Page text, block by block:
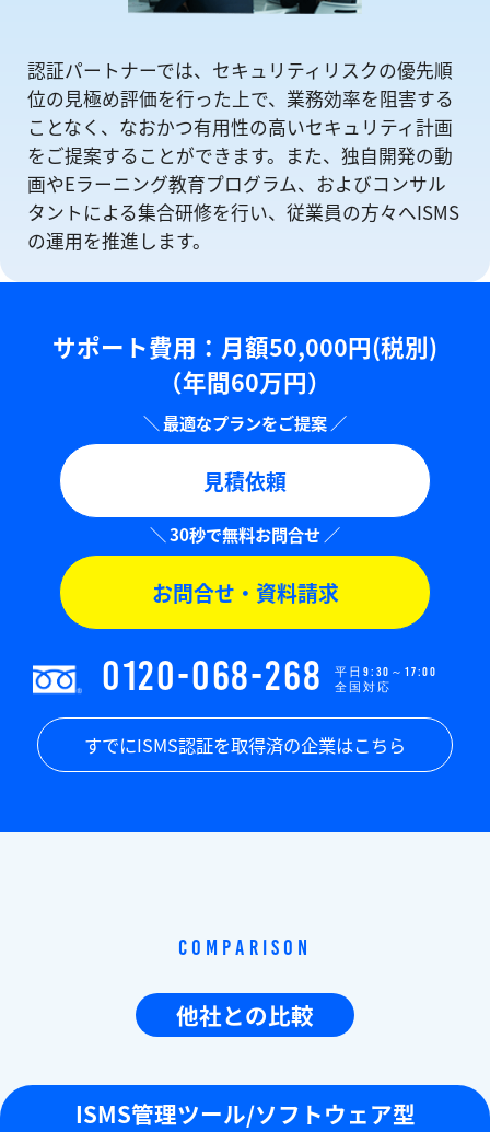
認証パートナーでは、セキュリティリスクの優先順
位の⾒極め評価を⾏った上で、業務効率を阻害する
ことなく、なおかつ有⽤性の⾼いセキュリティ計画
をご提案することができます。また、独自開発の動
画やEラーニング教育プログラム、およびコンサル
タントによる集合研修を⾏い、従業員の方々へISMS
の運⽤を推進します。
サポート費用：⽉額50,000円(税別)
（年間60万円）
見積依頼
お問合せ・資料請求
0120-068-268
平日9:30～17:00
全国対応
すでにISMS認証を取得済の企業はこちら
Comparison
他社との比較
ISMS管理ツール/ソフトウェア型